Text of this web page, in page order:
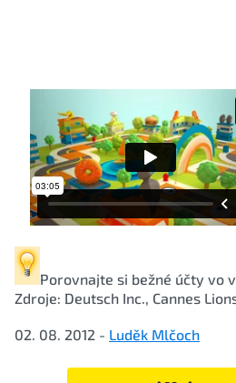
Porovnajte si bežné účty vo
Zdroje: Deutsch Inc., Cannes
02. 08. 2012 - Luděk Mlčoch